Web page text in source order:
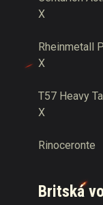
X
Rheinmetall
X
T57 Heavy
X
Rinoceronte
Britská